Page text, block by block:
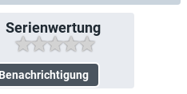
Serienwertung